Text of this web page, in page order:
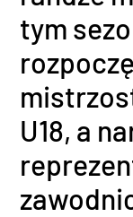
tym
U18, a